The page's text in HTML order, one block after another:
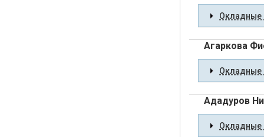
Окладные
Агаркова
Окладные
Ададуров
Окладные